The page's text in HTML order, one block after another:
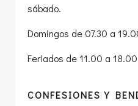
sábado.
Domingos de 07.30 a
Feriados de 11.00 a 18.00
CONFESIONES Y